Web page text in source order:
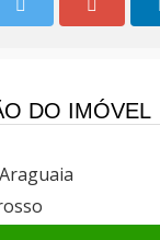
DO IMÓVEL